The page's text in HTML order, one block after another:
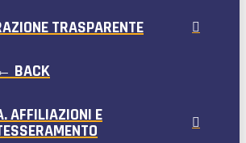
TRASPARENTE
BACK
AFFILIAZIONI E